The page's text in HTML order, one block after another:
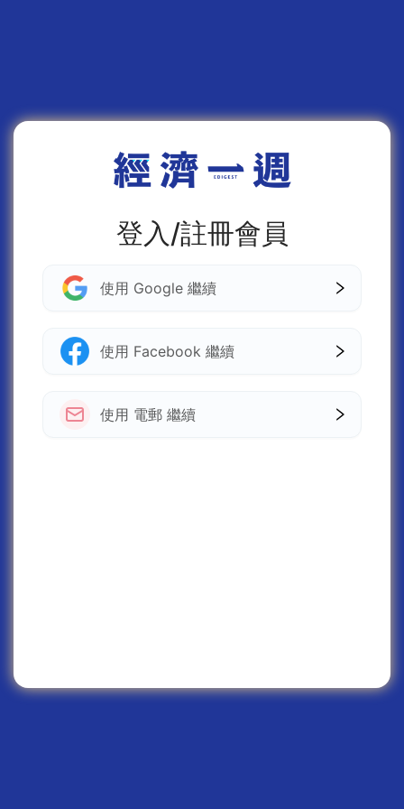
登入/註冊會員
使用 Google 繼續
使用 Facebook 繼續
使用 電郵 繼續